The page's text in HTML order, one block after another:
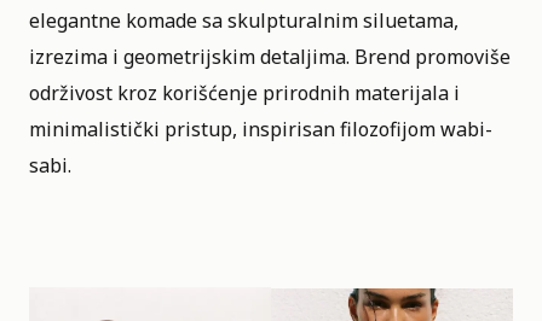
elegantne komade sa skulpturalnim siluetama,
izrezima i geometrijskim detaljima. Brend promoviše
održivost kroz korišćenje prirodnih materijala i
minimalistički pristup, inspirisan filozofijom wabi-
sabi.